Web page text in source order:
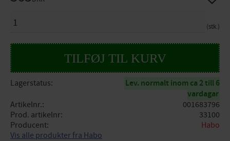
stk.
Lagerstatus
Lev. normalt inom ca 2 till 6
vardagar
Artikelnr.
001683796
Prod. artikelnr
33100
Producent
Habo
Vis alle produkter fra Habo